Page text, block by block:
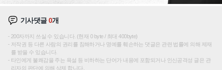
기사댓글0개
200자까지 쓰실 수 있습니다. (현재 0 byte / 최대 400byte)
저작권 등 다른 사람의 권리를 침해하거나 명예를 훼손하는 댓글은 관련 법률에 의해 제재
를 받을 수 있습니다.
타인에게 불쾌감을 주는 욕설 등 비하하는 단어가 내용에 포함되거나 인신공격성 글은 관
리자의 판단에 의해 삭제 합니다.